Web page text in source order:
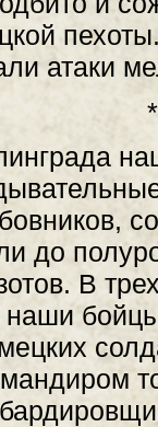
атаки
до
В
наши